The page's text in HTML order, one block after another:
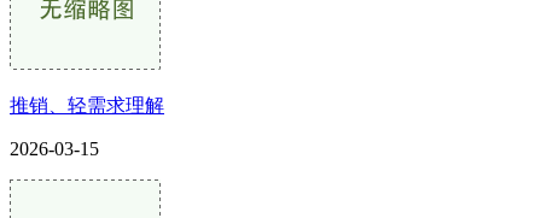
推销、轻需求理解
2026-03-15